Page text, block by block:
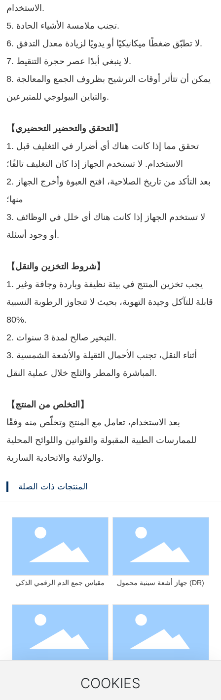
الاستخدام.
5. تجنب ملامسة الأشياء الحادة.
6. لا تطبّق ضغطًا ميكانيكيًا أو يدويًا لزيادة معدل التدفق.
7. لا ينبغي أبدًا عصر حجرة التنقيط.
8. يمكن أن تتأثر أوقات الترشيح بظروف الجمع والمعالجة
والتباين البيولوجي للمتبرعين.
【التحقق والتحضير التحضيري】
1. تحقق مما إذا كانت هناك أي أضرار في التغليف قبل
الاستخدام. لا تستخدم الجهاز إذا كان التغليف تالفًا؛
2. بعد التأكد من تاريخ الصلاحية، افتح العبوة وأخرج الجهاز
منها؛
3. لا تستخدم الجهاز إذا كانت هناك أي خلل في الوظائف
أو وجود أسئلة.
【شروط التخزين والنقل】
1. يجب تخزين المنتج في بيئة نظيفة وباردة وجافة وغير
قابلة للتآكل وجيدة التهوية، بحيث لا تتجاوز الرطوبة النسبية
80%.
2. التبخير صالح لمدة 3 سنوات.
3. أثناء النقل، تجنب الأحمال الثقيلة والأشعة الشمسية
المباشرة والمطر والثلج خلال عملية النقل.
【التخلص من المنتج】
بعد الاستخدام، تعامل مع المنتج وتخلّص منه وفقًا
للممارسات الطبية المقبولة والقوانين واللوائح المحلية
والولائية والاتحادية السارية.
المنتجات ذات الصلة
مقياس جمع الدم الرقمي الذكي جهاز أشعة سينية محمول (DR)
COOKIES